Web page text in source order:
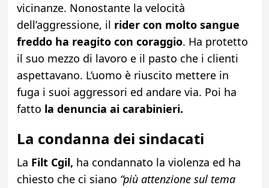
vicinanze. Nonostante la velocità
dell’aggressione, il rider con molto sangue
freddo ha reagito con coraggio. Ha protetto
il suo mezzo di lavoro e il pasto che i clienti
aspettavano. L’uomo è riuscito mettere in
fuga i suoi aggressori ed andare via. Poi ha
fatto la denuncia ai carabinieri.
La condanna dei sindacati
La Filt Cgil, ha condannato la violenza ed ha
chiesto che ci siano “più attenzione sul tema